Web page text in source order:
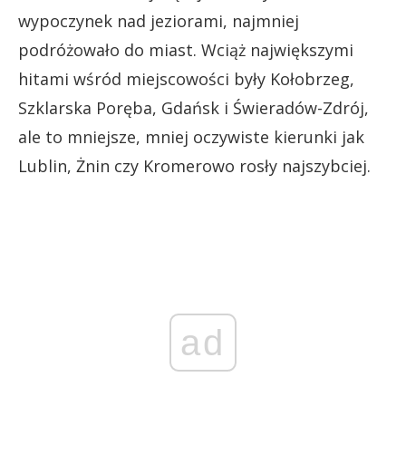
wypoczynek nad jeziorami, najmniej
podróżowało do miast. Wciąż największymi
hitami wśród miejscowości były Kołobrzeg,
Szklarska Poręba, Gdańsk i Świeradów-Zdrój,
ale to mniejsze, mniej oczywiste kierunki jak
Lublin, Żnin czy Kromerowo rosły najszybciej.
ad